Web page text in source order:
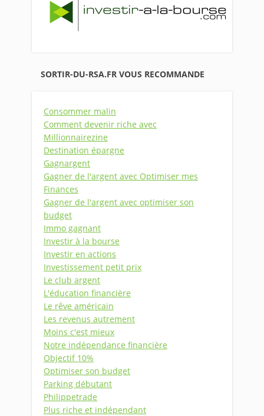
SORTIR-DU-RSA.FR VOUS RECOMMANDE
Consommer malin
Comment devenir riche avec
Millionnairezine
Destination épargne
Gagnargent
Gagner de l'argent avec Optimiser mes
Finances
Gagner de l'argent avec optimiser son
budget
Immo gagnant
Investir à la bourse
Investir en actions
Investissement petit prix
Le club argent
L'éducation financière
Le rêve américain
Les revenus autrement
Moins c'est mieux
Notre indépendance financière
Objectif 10%
Optimiser son budget
Parking débutant
Philippetrade
Plus riche et indépendant